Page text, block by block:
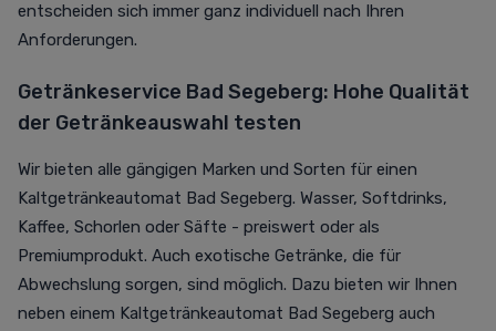
entscheiden sich immer ganz individuell nach Ihren
Anforderungen.
Getränkeservice Bad Segeberg: Hohe Qualität
der Getränkeauswahl testen
Wir bieten alle gängigen Marken und Sorten für einen
Kaltgetränkeautomat Bad Segeberg. Wasser, Softdrinks,
Kaffee, Schorlen oder Säfte - preiswert oder als
Premiumprodukt. Auch exotische Getränke, die für
Abwechslung sorgen, sind möglich. Dazu bieten wir Ihnen
neben einem Kaltgetränkeautomat Bad Segeberg auch